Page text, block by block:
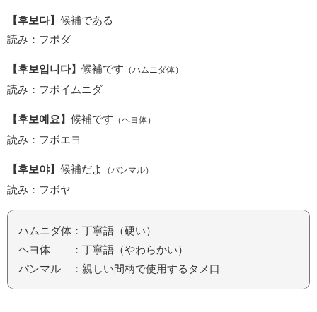
【후보다】 候補である
読み：フボダ
【후보입니다】 候補です （ハムニダ体）
読み：フボイムニダ
【후보예요】 候補です （ヘヨ体）
読み：フボエヨ
【후보야】 候補だよ （パンマル）
読み：フボヤ
ハムニダ体：丁寧語（硬い）
ヘヨ体 ：丁寧語（やわらかい）
パンマル ：親しい間柄で使用するタメ口